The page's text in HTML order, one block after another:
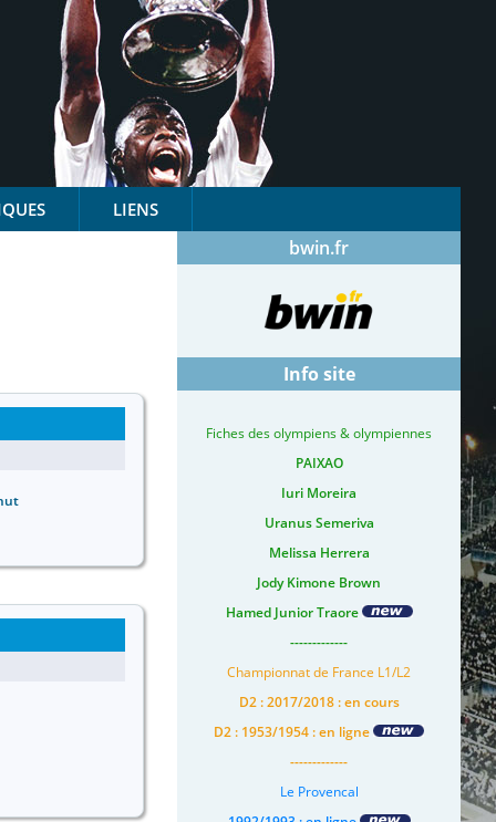
LIENS
bwin.fr
Info site
Fiches des olympiens & olympiennes
PAIXAO
Iuri Moreira
Uranus Semeriva
Melissa Herrera
Jody Kimone Brown
Hamed Junior Traore
-------------
Championnat de France L1/L2
D2 : 2017/2018 : en cours
D2 : 1953/1954 : en ligne
-------------
Le Provencal